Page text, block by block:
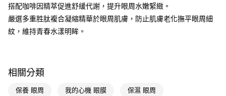
相關說明
【關於「AFTEE先享後付」】
AFTEE先享後付是「在收到商品之後才付款」的支付方式。 讓您購物簡單
１．於結帳方式選擇「AFTEE先享後付」後，將跳轉至「AFTEE先享後付」
即享券
全家取貨付款
搭配咖啡因精萃促進舒緩代謝，提升眼周水嫩緊緻。
嚴選多重胜肽複合凝縮精華於眼周肌膚，防止肌膚老化撫平眼周細
紋，維持青春水漾明眸。
相關分類
保養 眼周 我的心機 眼膜 保濕 眼周